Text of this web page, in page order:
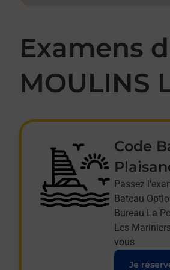
Examens
MOULINS
Code
Passez
Bateau
Bureau La
Les
vous
Je